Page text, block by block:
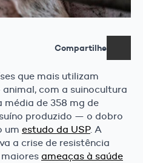
Compartilhe
que mais utilizam
com a suinocultura
de 358 mg de
produzido — o dobro
um estudo da USP. A
a crise de resistência
ameaças à saúde